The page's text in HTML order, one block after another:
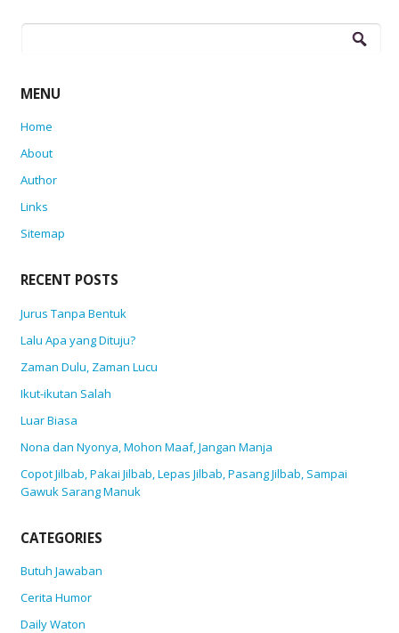
Search
MENU
Home
About
Author
Links
Sitemap
RECENT POSTS
Jurus Tanpa Bentuk
Lalu Apa yang Dituju?
Zaman Dulu, Zaman Lucu
Ikut-ikutan Salah
Luar Biasa
Nona dan Nyonya, Mohon Maaf, Jangan Manja
Copot Jilbab, Pakai Jilbab, Lepas Jilbab, Pasang Jilbab, Sampai
Gawuk Sarang Manuk
CATEGORIES
Butuh Jawaban
Cerita Humor
Daily Waton